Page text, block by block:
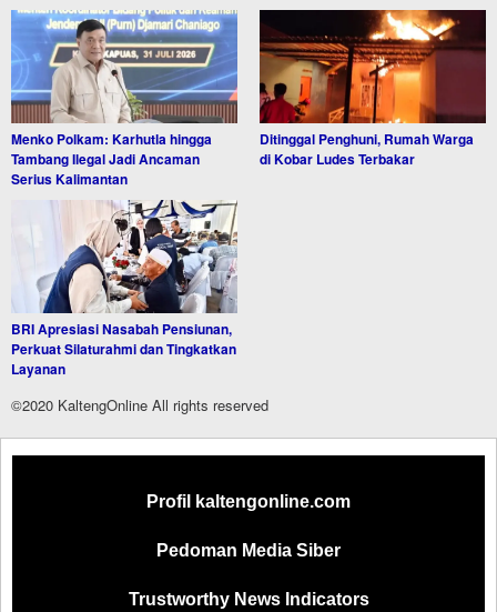
Menko Polkam: Karhutla hingga
Tambang Ilegal Jadi Ancaman
Serius Kalimantan
Ditinggal Penghuni, Rumah Warga
di Kobar Ludes Terbakar
BRI Apresiasi Nasabah Pensiunan,
Perkuat Silaturahmi dan Tingkatkan
Layanan
©2020 KaltengOnline All rights reserved
Profil kaltengonline.com
Pedoman Media Siber
Trustworthy News Indicators